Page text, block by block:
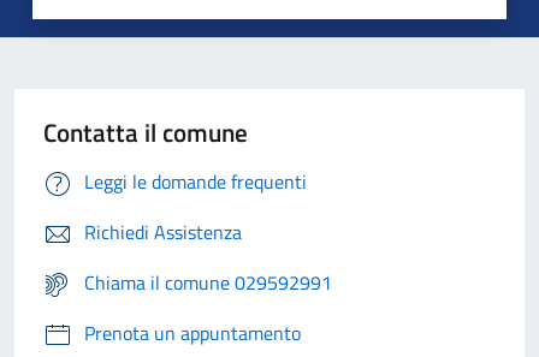
Contatta il comune
Leggi le domande frequenti
Richiedi Assistenza
Chiama il comune 029592991
Prenota un appuntamento